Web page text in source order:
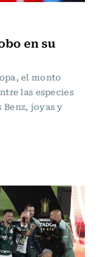
en su
el monto
las especies
joyas y